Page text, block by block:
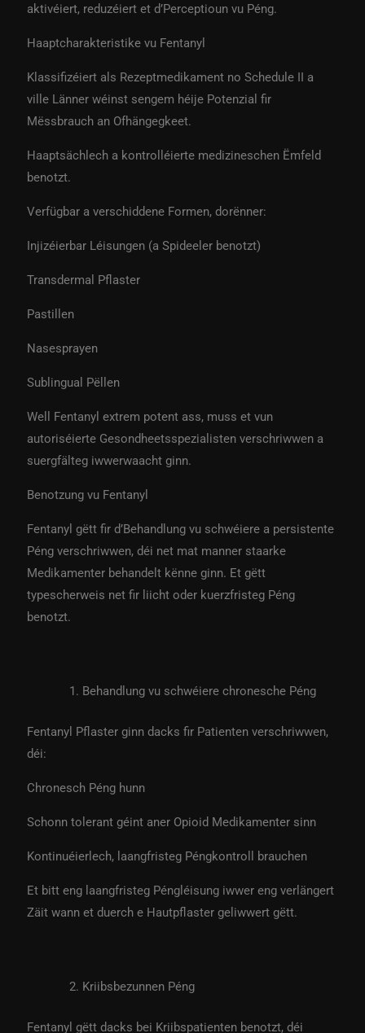
aktivéiert, reduzéiert et d’Perceptioun vu Péng.
Haaptcharakteristike vu Fentanyl
Klassifizéiert als Rezeptmedikament no Schedule II a
ville Länner wéinst sengem héije Potenzial fir
Mëssbrauch an Ofhängegkeet.
Haaptsächlech a kontrolléierte medizineschen Ëmfeld
benotzt.
Verfügbar a verschiddene Formen, dorënner:
Injizéierbar Léisungen (a Spideeler benotzt)
Transdermal Pflaster
Pastillen
Nasesprayen
Sublingual Pëllen
Well Fentanyl extrem potent ass, muss et vun
autoriséierte Gesondheetsspezialisten verschriwwen a
suergfälteg iwwerwaacht ginn.
Benotzung vu Fentanyl
Fentanyl gëtt fir d’Behandlung vu schwéiere a persistente
Péng verschriwwen, déi net mat manner staarke
Medikamenter behandelt kënne ginn. Et gëtt
typescherweis net fir liicht oder kuerzfristeg Péng
benotzt.
Behandlung vu schwéiere chronesche Péng
Fentanyl Pflaster ginn dacks fir Patienten verschriwwen,
déi:
Chronesch Péng hunn
Schonn tolerant géint aner Opioid Medikamenter sinn
Kontinuéierlech, laangfristeg Péngkontroll brauchen
Et bitt eng laangfristeg Péngléisung iwwer eng verlängert
Zäit wann et duerch e Hautpflaster geliwwert gëtt.
Kriibsbezunnen Péng
Fentanyl gëtt dacks bei Kriibspatienten benotzt, déi